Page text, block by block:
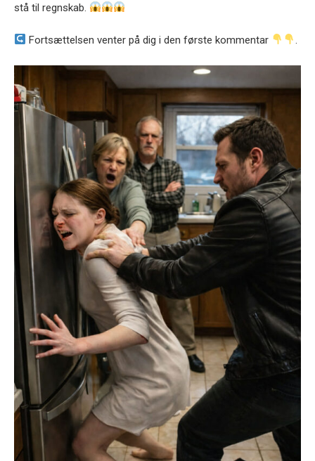
stå til regnskab.
Fortsættelsen venter på dig i den første kommentar .